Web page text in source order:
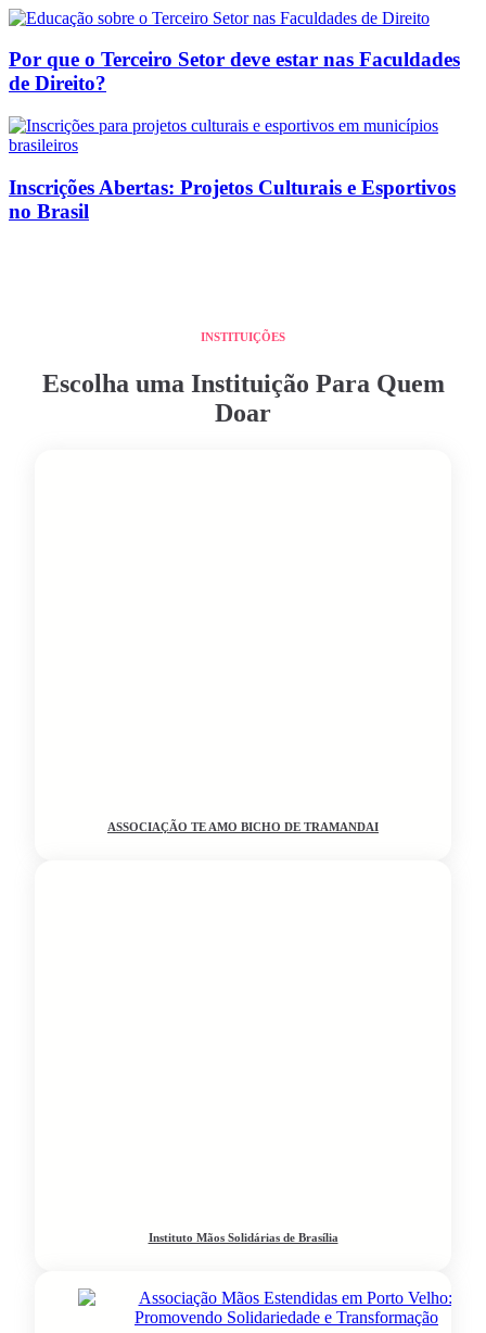
Por que o Terceiro Setor deve estar nas Faculdades
de Direito?
Inscrições Abertas: Projetos Culturais e Esportivos
no Brasil
INSTITUIÇÕES
Escolha uma Instituição Para Quem
Doar
ASSOCIAÇÃO TE AMO BICHO DE TRAMANDAI
Instituto Mãos Solidárias de Brasília